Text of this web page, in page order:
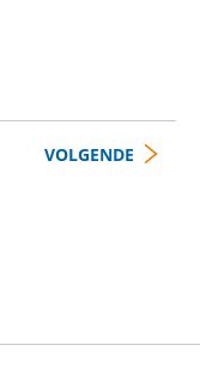
VOLGENDE